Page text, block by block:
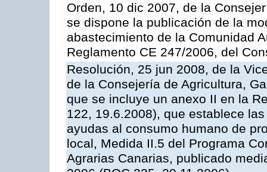
Orden, 10 dic 2007, de la
se dispone la publicación de la
abastecimiento de la Comunidad
Reglamento CE 247/2006, del
Resolución, 25 jun 2008, de la
de la Consejería de Agricultura,
que se incluye un anexo II en la
122, 19.6.2008), que establece
ayudas al consumo humano de
local, Medida II.5 del Programa
Agrarias Canarias, publicado